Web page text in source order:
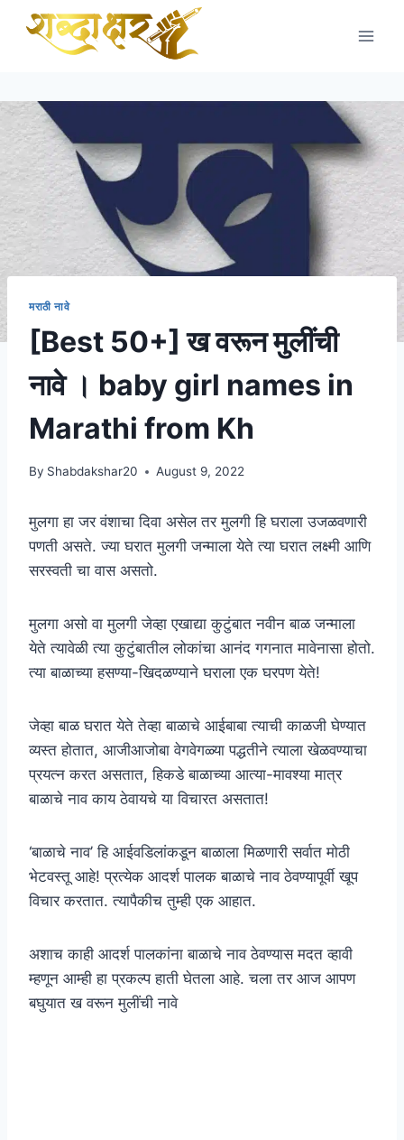
मराठी नावे
[Best 50+] ख वरून मुलींची
नावे । baby girl names in
Marathi from Kh
By Shabdakshar20 August 9, 2022
मुलगा हा जर वंशाचा दिवा असेल तर मुलगी हि घराला उजळवणारी
पणती असते. ज्या घरात मुलगी जन्माला येते त्या घरात लक्ष्मी आणि
सरस्वती चा वास असतो.
मुलगा असो वा मुलगी जेव्हा एखाद्या कुटुंबात नवीन बाळ जन्माला
येते त्यावेळी त्या कुटुंबातील लोकांचा आनंद गगनात मावेनासा होतो.
त्या बाळाच्या हसण्या-खिदळण्याने घराला एक घरपण येते!
जेव्हा बाळ घरात येते तेव्हा बाळाचे आईबाबा त्याची काळजी घेण्यात
व्यस्त होतात, आजीआजोबा वेगवेगळ्या पद्धतीने त्याला खेळवण्याचा
प्रयत्न करत असतात, हिकडे बाळाच्या आत्या-मावश्या मात्र
बाळाचे नाव काय ठेवायचे या विचारत असतात!
‘बाळाचे नाव’ हि आईवडिलांकडून बाळाला मिळणारी सर्वात मोठी
भेटवस्तू आहे! प्रत्येक आदर्श पालक बाळाचे नाव ठेवण्यापूर्वी खूप
विचार करतात. त्यापैकीच तुम्ही एक आहात.
अशाच काही आदर्श पालकांना बाळाचे नाव ठेवण्यास मदत व्हावी
म्हणून आम्ही हा प्रकल्प हाती घेतला आहे. चला तर आज आपण
बघुयात ख वरून मुलींची नावे